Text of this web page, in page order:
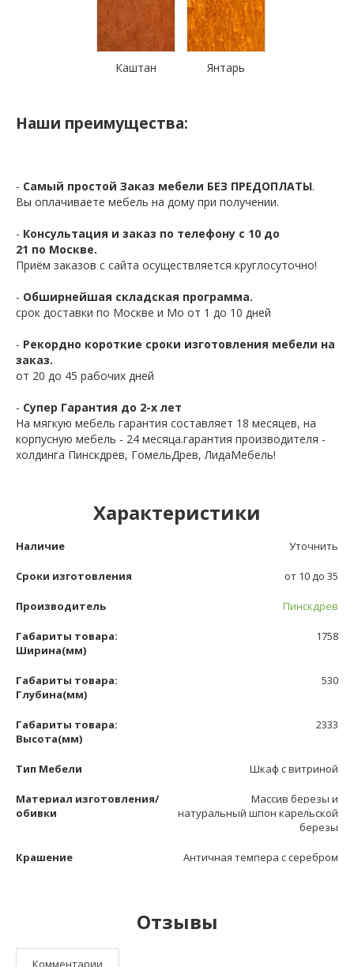
Каштан Янтарь
Наши преимущества:
- Самый простой Заказ мебели БЕЗ ПРЕДОПЛАТЫ.
Вы оплачиваете мебель на дому при получении.
- Консультация и заказ по телефону с 10 до
21 по Москве.
Приём заказов с сайта осуществляется круглосуточно!
- Обширнейшая складская программа.
срок доставки по Москве и Мо от 1 до 10 дней
- Рекордно короткие сроки изготовления мебели на
заказ.
от 20 до 45 рабочих дней
- Супер Гарантия до 2-х лет
На мягкую мебель гарантия составляет 18 месяцев, на
корпусную мебель - 24 месяца.гарантия производителя -
холдинга Пинскдрев, ГомельДрев, ЛидаМебель!
Характеристики
Наличие Уточнить
Сроки изготовления от 10 до 35
Производитель Пинскдрев
Габариты товара:
Ширина(мм)
1758
Габариты товара:
Глубина(мм)
530
Габариты товара:
Высота(мм)
2333
Тип Мебели Шкаф с витриной
Материал изготовления/
обивки
Массив березы и
натуральный шпон карельской
березы
Крашение Античная темпера с серебром
Отзывы
Комментарии